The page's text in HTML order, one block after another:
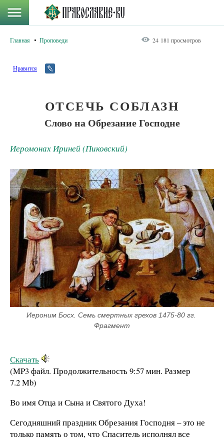
Главная Проповеди 24 181 просмотров
Нравится
ОТСЕЧЬ СОБЛАЗН
Слово на Обрезание Господне
Иеромонах Ириней (Пиковский)
Иероним Босх. Семь смертных грехов 1475-80 гг.
Фрагмент
Скачать
(MP3 файл. Продолжительность9:57 мин. Размер
7.2 Mb)
Во имя Отца и Сына и Святого Духа!
Сегодняшний праздник Обрезания Господня – это не
только память о том, что Спаситель исполнял все